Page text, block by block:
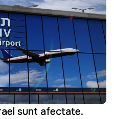
sunt afectate.